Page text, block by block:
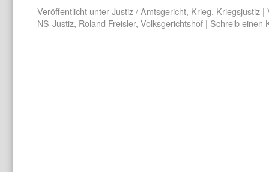
Veröffentlicht unterJustiz / Amtsgericht, Krieg, Kriegsjustiz |
NS-Justiz, Roland Freisler, Volksgerichtshof | Schreib einen